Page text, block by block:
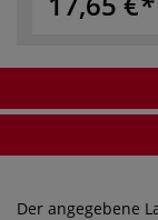
Der angegebene